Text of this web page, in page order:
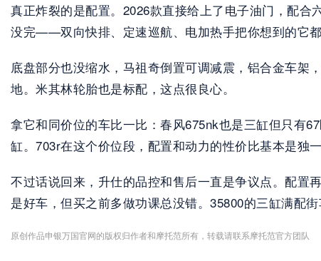
真正炸裂的是配置。2026款直接给上了电子油门，配
没完——双向快排、定速巡航、电加热手把你想到的它
底盘部分也没缩水，马祖奇倒置可调减震，铝合金车架
地。米其林轮胎也是标配，这点很良心。
拿它和同价位的车比一比：春风675nk也是三缸但只有
缸。703r在这个价位段，配置和动力的性价比基本是独一
不过话说回来，升仕的品控和售后一直是争议点。配置
是好车，但买之前多做功课总没错。35800的三缸满配
原创作品申银万国官网的版权归作者和摩托范所有，转载请联系摩托范官方团队